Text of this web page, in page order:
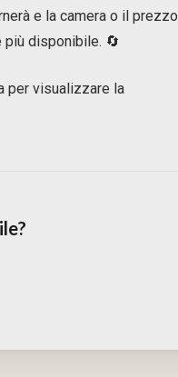
e la camera o il prezzo
più disponibile. 🔄
per visualizzare la